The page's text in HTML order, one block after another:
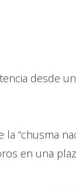
desde
“chusma
en una